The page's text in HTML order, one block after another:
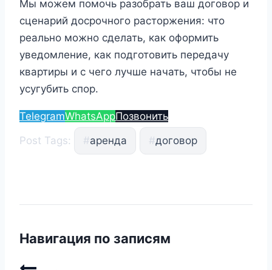
Мы можем помочь разобрать ваш договор и
сценарий досрочного расторжения: что
реально можно сделать, как оформить
уведомление, как подготовить передачу
квартиры и с чего лучше начать, чтобы не
усугубить спор.
TelegramWhatsAppПозвонить
Post Tags:
#аренда #договор
Навигация по записям